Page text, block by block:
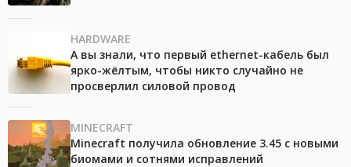
HARDWARE
А вы знали, что первый ethernet-кабель был
ярко-жёлтым, чтобы никто случайно не
просверлил силовой провод
MINECRAFT
Minecraft получила обновление 3.45 с новыми
биомами и сотнями исправлений